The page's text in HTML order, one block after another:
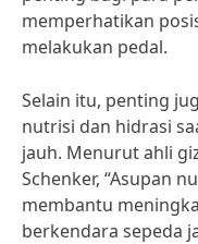
memperhatikan
melakukan pedal.
Selain itu, penting
nutrisi dan hidrasi
jauh. Menurut ahli
Schenker, “Asupan
membantu
berkendara sepeda